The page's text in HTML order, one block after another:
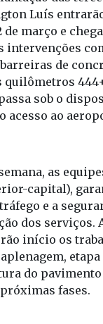
Luís
março e
intervenções
de
quilômetros
sob o
acesso ao
as
capital),
e a
dos serviços.
início os
do
fases.